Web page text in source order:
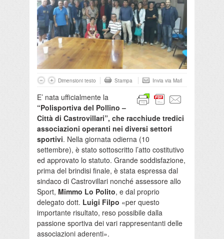
Dimensioni testo Stampa Invia via Mail
E’ nata ufficialmente la
“Polisportiva del Pollino –
Città di Castrovillari”, che racchiude tredici
associazioni operanti nei diversi settori
sportivi. Nella giornata odierna (10
settembre), è stato sottoscritto l’atto costitutivo
ed approvato lo statuto. Grande soddisfazione,
prima del brindisi finale, è stata espressa dal
sindaco di Castrovillari nonché assessore allo
Sport, Mimmo Lo Polito, e dal proprio
delegato dott. Luigi Filpo «per questo
importante risultato, reso possibile dalla
passione sportiva dei vari rappresentanti delle
associazioni aderenti».